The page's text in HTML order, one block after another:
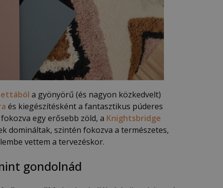
a gyönyörű (és nagyon közkedvelt)
és kiegészítésként a fantasztikus púderes
egy erősebb zöld, a Knightsbridge
domináltak, szintén fokozva a természetes,
vettem a tervezéskor.
gondolnád